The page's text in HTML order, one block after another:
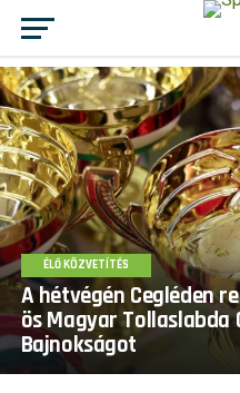
ÉLŐ KÖZVETÍTÉS
A hétvégén Cegléden
ös Magyar Tollaslabda
Bajnokságot